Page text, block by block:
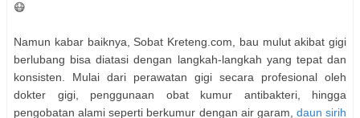
😷
Namun kabar baiknya, Sobat Kreteng.com, bau mulut akibat gigi
berlubang bisa diatasi dengan langkah-langkah yang tepat dan
konsisten. Mulai dari perawatan gigi secara profesional oleh
dokter gigi, penggunaan obat kumur antibakteri, hingga
pengobatan alami seperti berkumur dengan air garam, daun sirih